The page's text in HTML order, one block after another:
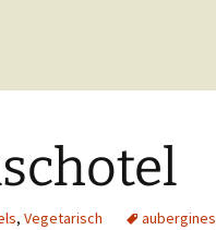
, Vegetarisch aubergines